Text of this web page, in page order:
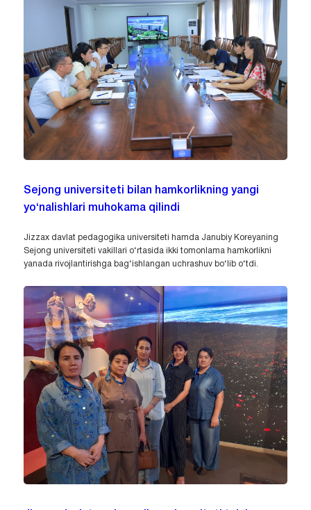
Sejong universiteti bilan hamkorlikning yangi
yo‘nalishlari muhokama qilindi
Jizzax davlat pedagogika universiteti hamda Janubiy Koreyaning
Sejong universiteti vakillari o‘rtasida ikki tomonlama hamkorlikni
yanada rivojlantirishga bag‘ishlangan uchrashuv bo‘lib o‘tdi.